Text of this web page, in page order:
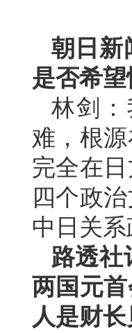
朝日新
是否希
林剑
难，根
完全在
四个政
中日关
路透社
两国元
人是财